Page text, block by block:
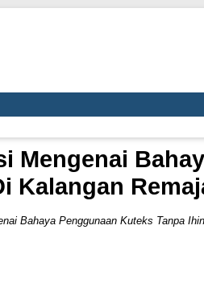
Mengenai
Kalangan
Bahaya Penggunaan Kuteks Tanpa